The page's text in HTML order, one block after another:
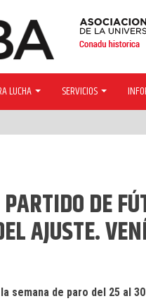
LUCHA SERVICIOS
DE
AJUSTE.
semana de paro del 25 al